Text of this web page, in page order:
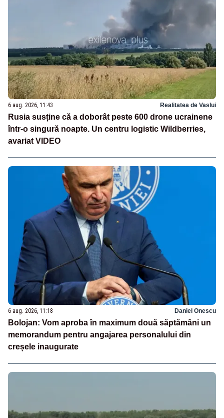
6 aug. 2026, 11:43 Realitatea de Vaslui
Rusia susține că a doborât peste 600 drone ucrainene
într-o singură noapte. Un centru logistic Wildberries,
avariat VIDEO
6 aug. 2026, 11:18 Daniel Onescu
Bolojan: Vom aproba în maximum două săptămâni un
memorandum pentru angajarea personalului din
creșele inaugurate